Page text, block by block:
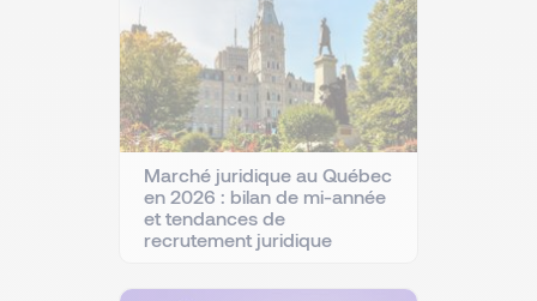
Marché juridique au Québec
en 2026 : bilan de mi-année
et tendances de
recrutement juridique